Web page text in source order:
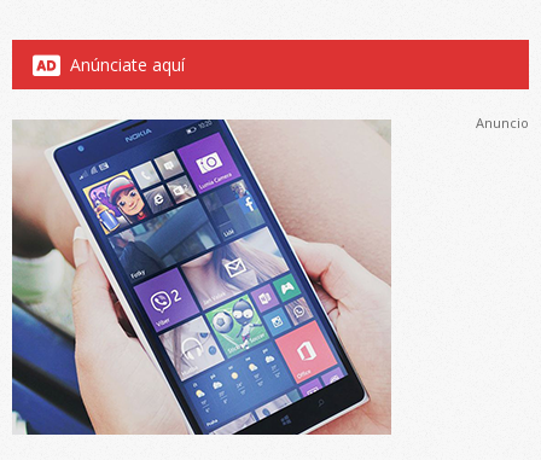
Anúnciate aquí
Anuncio